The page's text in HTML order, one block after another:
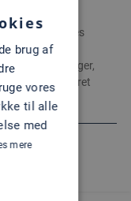
at specielt vores
som
binde vores lager,
i øvrigt inkarneret
med Lars.
brug af
vores
til alle
med
mere